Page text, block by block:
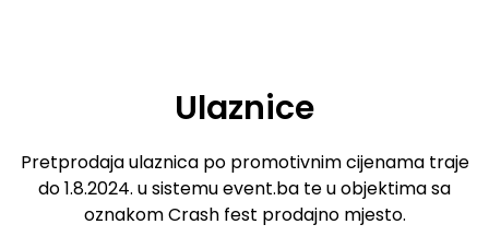
Ulaznice
Pretprodaja ulaznica po promotivnim cijenama traje
do 1.8.2024. u sistemu event.ba te u objektima sa
oznakom Crash fest prodajno mjesto.